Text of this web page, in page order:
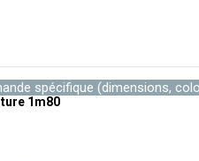
spécifique (dimensions,
1m80